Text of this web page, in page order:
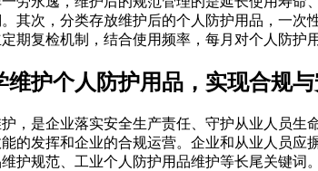
其次，分类存放维护后的个人防护用品，一
期复检机制，结合使用频率，每月对个人防护
维护个人防护用品，实现合规
，是企业落实安全生产责任、守护从业人员
的发挥和企业的合规运营。企业和从业人员应
护规范、工业个人防护用品维护等长尾关键